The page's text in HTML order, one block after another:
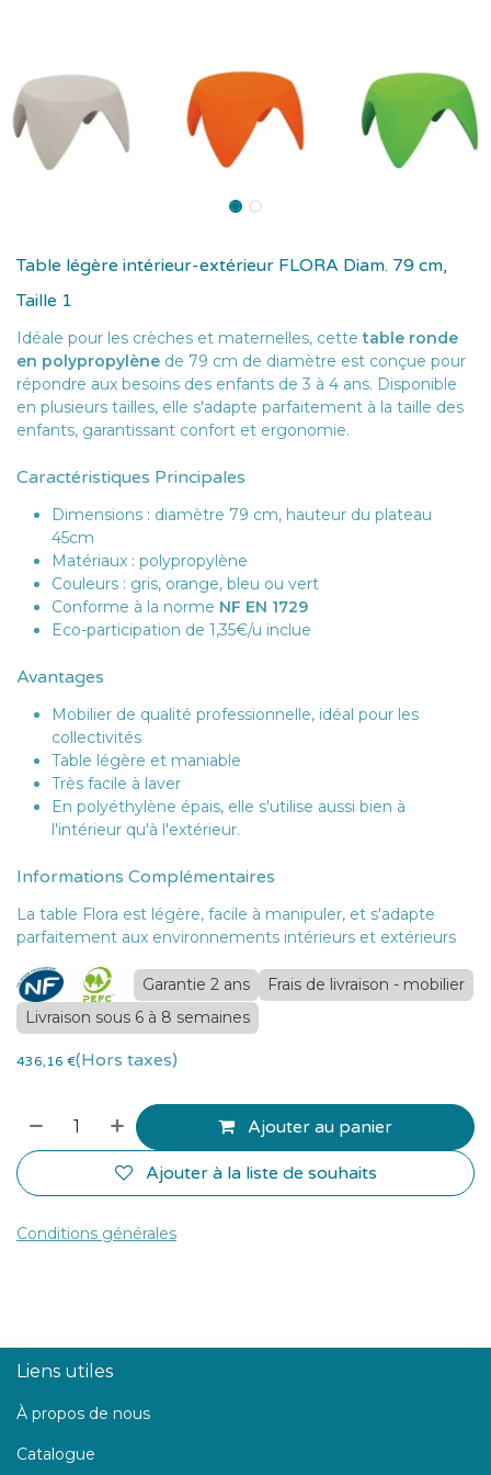
Table légère intérieur-extérieur FLORA Diam. 79 cm,
Taille 1
Idéale pour les crèches et maternelles, cettetable ronde
en polypropylène de 79 cm de diamètre est conçue pour
répondre aux besoins des enfants de 3 à 4 ans. Disponible
en plusieurs tailles, elle s'adapte parfaitement à la taille des
enfants, garantissant confort et ergonomie.
Caractéristiques Principales
Dimensions : diamètre 79 cm, hauteur du plateau
45cm
Matériaux : polypropylène
Couleurs : gris, orange, bleu ou vert
Conforme à la norme NF EN 1729
Eco-participation de 1,35€/u inclue
Avantages
Mobilier de qualité professionnelle, idéal pour les
collectivités
Table légère et maniable
Très facile à laver
En polyéthylène épais, elle s'utilise aussi bien à
l'intérieur qu'à l'extérieur.
Informations Complémentaires
La table Flora est légère, facile à manipuler, et s'adapte
parfaitement aux environnements intérieurs et extérieurs
Garantie 2 ans
Frais de livraison - mobilier
Livraison sous 6 à 8 semaines
436,16 €(Hors taxes)
Ajouter au panier
Ajouter à la liste de souhaits
Conditions générales
Liens utiles
À propos de nous
Catalogue